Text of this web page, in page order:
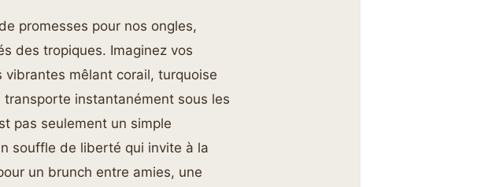
promesses pour nos ongles,
des tropiques. Imaginez vos
mêlant corail, turquoise
instantanément sous les
pas seulement un simple
souffle de liberté qui invite à la
un brunch entre amies, une